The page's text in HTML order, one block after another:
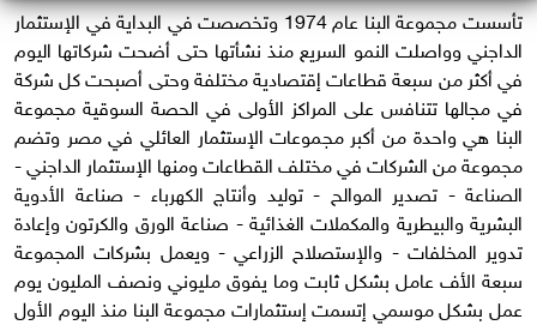
تأسست مجموعة البنا عام 1974 وتخصصت في البداية في الإستثمار
الداجني وواصلت النمو السريع منذ نشأتها حتى أضحت شركاتها اليوم
في أكثر من سبعة قطاعات إقتصادية مختلفة وحتى أصبحت كل شركة
في مجالها تتنافس على المراكز الأولى في الحصة السوقية مجموعة
البنا هي واحدة من أكبر مجموعات الإستثمار العائلي في مصر وتضم
مجموعة من الشركات في مختلف القطاعات ومنها الإستثمار الداجني -
الصناعة - تصدير الموالح - توليد وأنتاج الكهرباء - صناعة الأدوية
البشرية والبيطرية والمكملات الغذائية - صناعة الورق والكرتون وإعادة
تدوير المخلفات - والإستصلاح الزراعي - ويعمل بشركات المجموعة
سبعة الأف عامل بشكل ثابت وما يفوق مليوني ونصف المليون يوم
عمل بشكل موسمي إتسمت إستثمارات مجموعة البنا منذ اليوم الأول